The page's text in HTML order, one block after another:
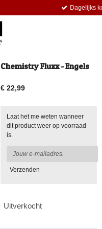
Dagelijks komen er nieuwe
Chemistry Fluxx - Engels
€ 22,99
Laat het me weten wanneer
dit product weer op voorraad
is.
Verzenden
Uitverkocht